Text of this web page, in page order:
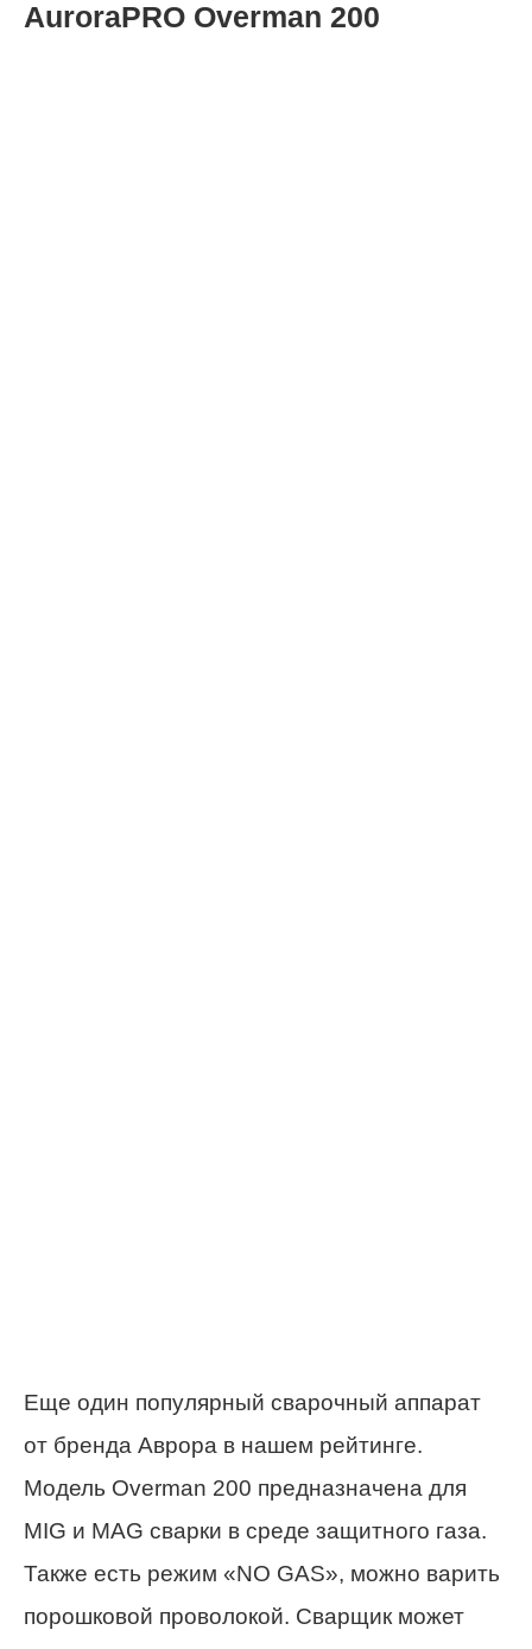
AuroraPRO Overman 200
Еще один популярный сварочный аппарат
от бренда Аврора в нашем рейтинге.
Модель Overman 200 предназначена для
MIG и MAG сварки в среде защитного газа.
Также есть режим «NO GAS», можно варить
порошковой проволокой. Сварщик может